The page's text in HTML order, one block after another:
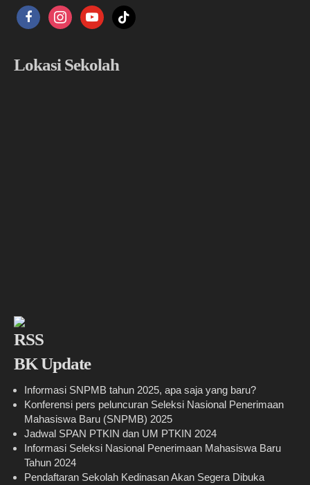
facebookinstagramyoutubetiktok
Lokasi Sekolah
BK Update
Informasi SNPMB tahun 2025, apa saja yang baru?
Konferensi pers peluncuran Seleksi Nasional Penerimaan
Mahasiswa Baru (SNPMB) 2025
Jadwal SPAN PTKIN dan UM PTKIN 2024
Informasi Seleksi Nasional Penerimaan Mahasiswa Baru
Tahun 2024
Pendaftaran Sekolah Kedinasan Akan Segera Dibuka